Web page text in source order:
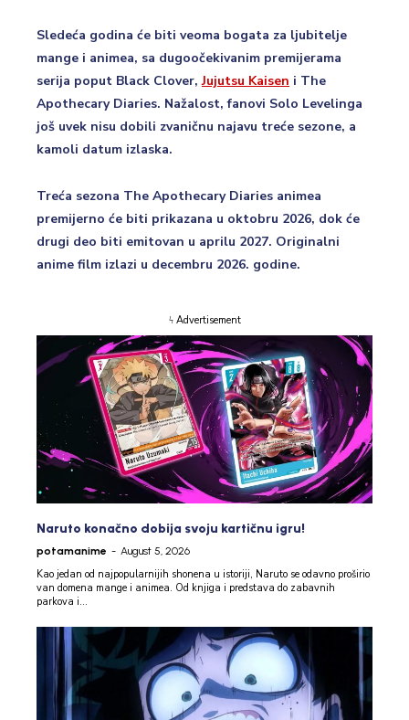
Sledeća godina će biti veoma bogata za ljubitelje
mange i animea, sa dugoočekivanim premijerama
serija poput Black Clover,Jujutsu Kaisen i The
Apothecary Diaries. Nažalost, fanovi Solo Levelinga
još uvek nisu dobili zvaničnu najavu treće sezone, a
kamoli datum izlaska.
Treća sezona The Apothecary Diaries animea
premijerno će biti prikazana u oktobru 2026, dok će
drugi deo biti emitovan u aprilu 2027. Originalni
anime film izlazi u decembru 2026. godine.
ϟ Advertisement
Naruto konačno dobija svoju kartičnu igru!
potamanime - August 5, 2026
Kao jedan od najpopularnijih shonena u istoriji, Naruto se odavno proširio
van domena mange i animea. Od knjiga i predstava do zabavnih
parkova i...